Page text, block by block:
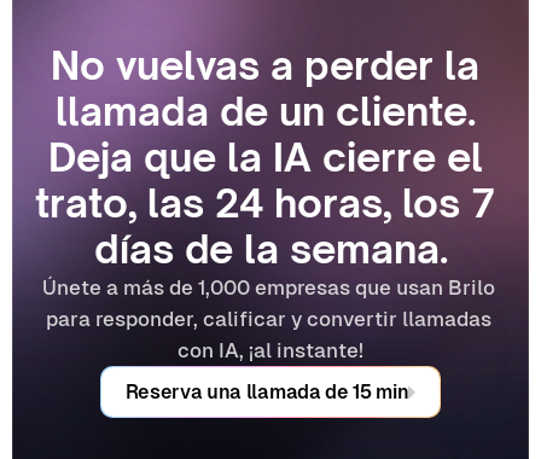
No vuelvas a perder la
llamada de un cliente.
Deja que la IA cierre el
trato, las 24 horas, los 7
días de la semana.
Únete a más de 1,000 empresas que usan Brilo
para responder, calificar y convertir llamadas
con IA, ¡al instante!
Reserva una llamada de 15 min